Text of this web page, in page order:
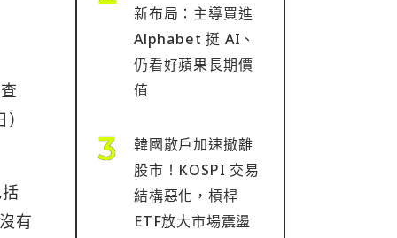
有
新布局：主導買進
Alphabet 挺 AI、
仍看好蘋果長期價
值
韓國散戶加速撤離
股市！KOSPI 交易
結構惡化，槓桿
ETF放大市場震盪